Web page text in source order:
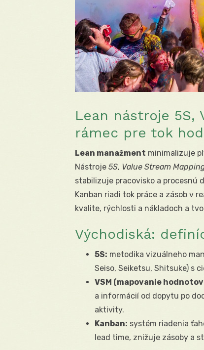
Lean nástroje 5S,
rámec pre tok
Lean manažment minimalizuje
Nástroje 5S, Value Stream
stabilizuje pracovisko a procesnú
Kanban riadi tok práce a zásob v
kvalite, rýchlosti a nákladoch a
Východiská:
5S: metodika vizuálneho
Seiso, Seiketsu, Shitsuke) s
VSM (mapovanie
a informácií od dopytu po
aktivity.
Kanban: systém riadenia
lead time, znižuje zásoby a